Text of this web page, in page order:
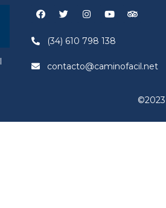
(34) 610 798 138
contacto@caminofacil.net